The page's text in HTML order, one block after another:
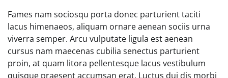
Fames nam sociosqu porta donec parturient taciti
lacus himenaeos, aliquam ornare aenean sociis urna
viverra semper. Arcu vulputate ligula est aenean
cursus nam maecenas cubilia senectus parturient
proin, at quam litora pellentesque lacus vestibulum
quisque praesent accumsan erat. Luctus dui dis morbi